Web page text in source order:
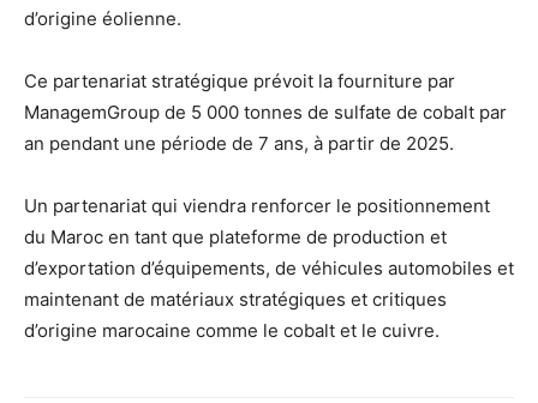
d’origine éolienne.
Ce partenariat stratégique prévoit la fourniture par
ManagemGroup de 5 000 tonnes de sulfate de cobalt par
an pendant une période de 7 ans, à partir de 2025.
Un partenariat qui viendra renforcer le positionnement
du Maroc en tant que plateforme de production et
d’exportation d’équipements, de véhicules automobiles et
maintenant de matériaux stratégiques et critiques
d’origine marocaine comme le cobalt et le cuivre.